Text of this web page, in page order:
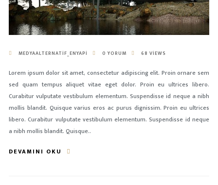
MEDYAALTERNATIF_ENYAPI 0 YORUM 68 VIEWS
Lorem ipsum dolor sit amet, consectetur adipiscing elit. Proin ornare sem
sed quam tempus aliquet vitae eget dolor. Proin eu ultrices libero.
Curabitur vulputate vestibulum elementum. Suspendisse id neque a nibh
mollis blandit. Quisque varius eros ac purus dignissim. Proin eu ultrices
libero. Curabitur vulputate vestibulum elementum. Suspendisse id neque
a nibh mollis blandit. Quisque..
DEVAMINI OKU